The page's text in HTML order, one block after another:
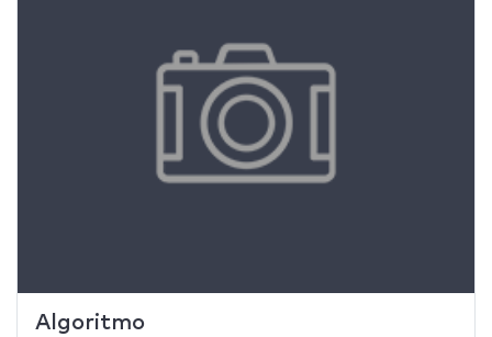
Algoritmo